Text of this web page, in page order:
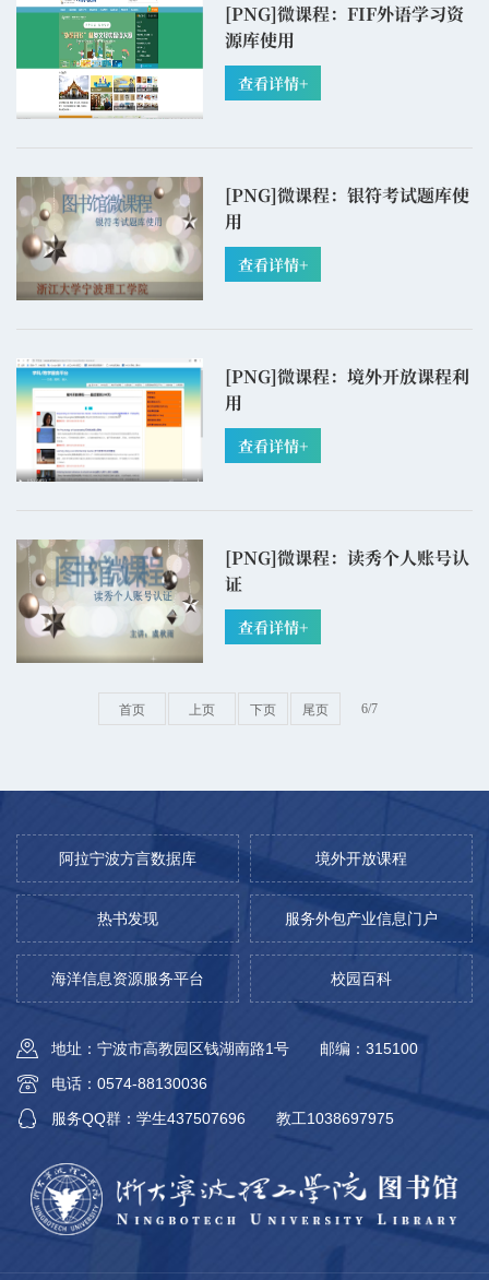
[PNG]微课程：FIF外语学习资
源库使用
查看详情+
[PNG]微课程：银符考试题库使
用
查看详情+
[PNG]微课程：境外开放课程利
用
查看详情+
[PNG]微课程：读秀个人账号认
证
查看详情+
首页 上页 下页 尾页 6/7
阿拉宁波方言数据库 境外开放课程
热书发现 服务外包产业信息门户
海洋信息资源服务平台 校园百科
地址：宁波市高教园区钱湖南路1号
邮编：315100
电话：0574-88130036
服务QQ群：学生437507696
教工1038697975